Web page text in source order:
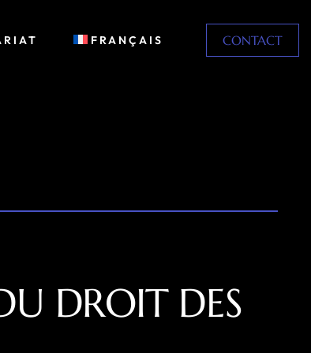
FRANÇAIS CONTACT
DROIT DES